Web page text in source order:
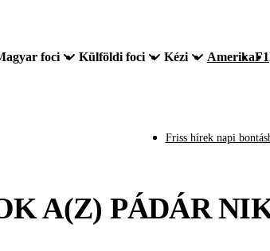
foci Külföldi foci Kézi AmerikaF1
Friss hírek napi
A(Z) PÁDÁR